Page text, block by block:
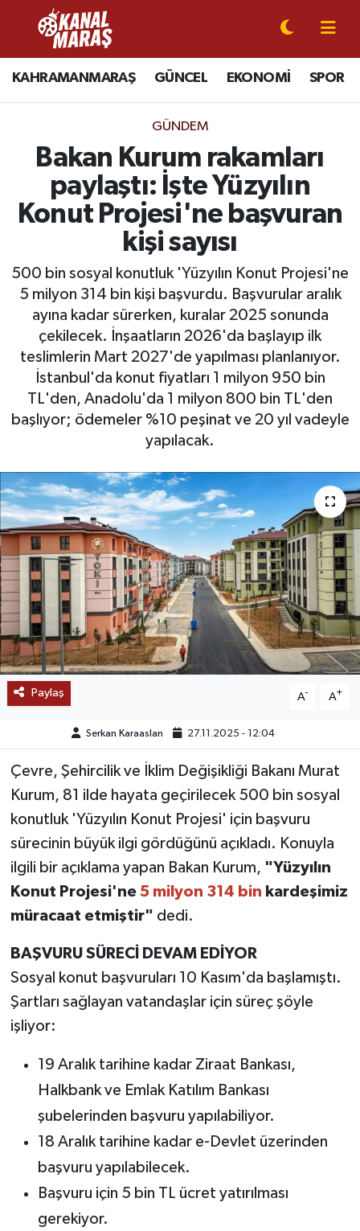
KAHRAMANMARAŞ GÜNCEL EKONOMİ SPOR
GÜNDEM
Bakan Kurum rakamları
paylaştı: İşte Yüzyılın
Konut Projesi'ne başvuran
kişi sayısı
500 bin sosyal konutluk 'Yüzyılın Konut Projesi'ne
5 milyon 314 bin kişi başvurdu. Başvurular aralık
ayına kadar sürerken, kuralar 2025 sonunda
çekilecek. İnşaatların 2026'da başlayıp ilk
teslimlerin Mart 2027'de yapılması planlanıyor.
İstanbul'da konut fiyatları 1 milyon 950 bin
TL'den, Anadolu'da 1 milyon 800 bin TL'den
başlıyor; ödemeler %10 peşinat ve 20 yıl vadeyle
yapılacak.
Paylaş A- A+
Serkan Karaaslan 27.11.2025 - 12:04
Çevre, Şehircilik ve İklim Değişikliği Bakanı Murat
Kurum, 81 ilde hayata geçirilecek 500 bin sosyal
konutluk 'Yüzyılın Konut Projesi' için başvuru
sürecinin büyük ilgi gördüğünü açıkladı. Konuyla
ilgili bir açıklama yapan Bakan Kurum, "Yüzyılın
Konut Projesi'ne 5 milyon 314 bin kardeşimiz
müracaat etmiştir" dedi.
BAŞVURU SÜRECİ DEVAM EDİYOR
Sosyal konut başvuruları 10 Kasım'da başlamıştı.
Şartları sağlayan vatandaşlar için süreç şöyle
işliyor:
19 Aralık tarihine kadar Ziraat Bankası,
Halkbank ve Emlak Katılım Bankası
şubelerinden başvuru yapılabiliyor.
18 Aralık tarihine kadar e-Devlet üzerinden
başvuru yapılabilecek.
Başvuru için 5 bin TL ücret yatırılması
gerekiyor.
CANLI YAYIN
KAHRAMANMARAŞ
SPOR
SİYASET
EKONOMİ
GÜNDEM
MAGAZİN
EĞİTİM
BÖLGE
KEŞFET
POPÜLER
DÜNYA
TREND
MEDYA
YAŞAM
KÜLTÜR SANAT
Kahramanmaraş Nöbetçi Eczaneler
Kahramanmaraş Hava Durumu
Kahramanmaraş Trafik Yoğunluk Haritası
Süper Lig Puan Durumu ve Fikstür
Tüm Manşetler
Son Dakika Haberleri
Haber Arşivi